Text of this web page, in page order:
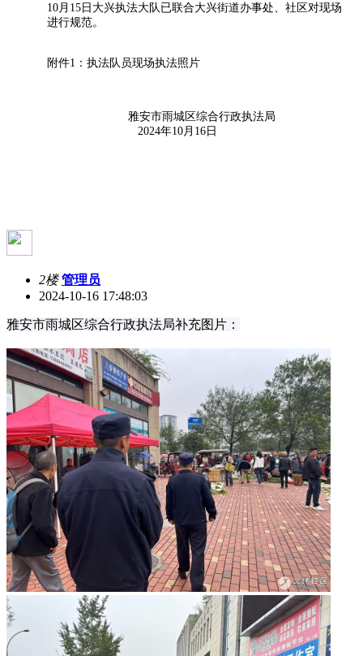
10月15日大兴执法大队已联合大兴街道办事处、社区对现场
进行规范。
附件1：执法队员现场执法照片
雅安市雨城区综合行政执法局
2024年10月16日
2楼 管理员
2024-10-16 17:48:03
雅安市雨城区综合行政执法局补充图片：